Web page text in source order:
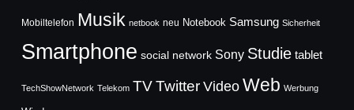
Mobiltelefon Musik netbook neu Notebook Samsung Sicherheit
Smartphone social network Sony Studie tablet
TechShowNetwork Telekom TVTwitter Video Web Werbung